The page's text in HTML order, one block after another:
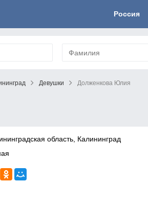
Россия
Девушки Долженкова Юлия
область, Калининград